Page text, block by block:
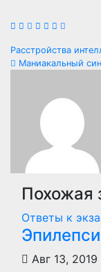
записям
Расстройства
Маниакальный
Похожая
Ответы к
Авг 13, 2019